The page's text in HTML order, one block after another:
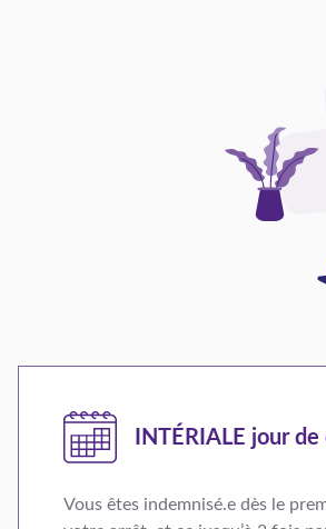
INTÉRIALE jour de
Vous êtes indemnisé.e dès le